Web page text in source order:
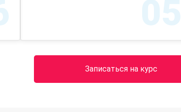
05
Записаться на курс